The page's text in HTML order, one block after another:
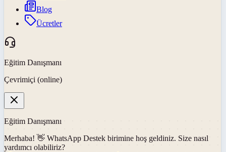
Blog
Ücretler
Eğitim Danışmanı
Çevrimiçi (online)
Eğitim Danışmanı
Merhaba! 👋 WhatsApp Destek birimine hoş geldiniz. Size nasıl
yardımcı olabiliriz?